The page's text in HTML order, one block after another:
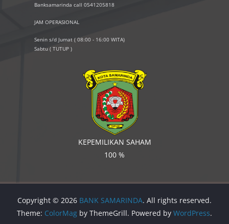
Banksamarinda call 0541205818
JAM OPERASIONAL
Senin s/d Jumat ( 08:00 - 16:00 WITA)
Sabtu ( TUTUP )
KEPEMILIKAN SAHAM
100 %
Copyright © 2026 BANK SAMARINDA. All rights reserved.
Theme: ColorMag by ThemeGrill. Powered by WordPress.